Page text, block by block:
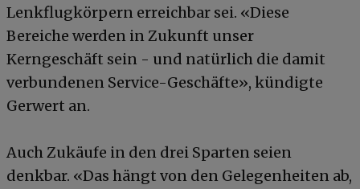
Lenkflugkörpern erreichbar sei. «Diese
Bereiche werden in Zukunft unser
Kerngeschäft sein - und natürlich die damit
verbundenen Service-Geschäfte», kündigte
Gerwert an.
Auch Zukäufe in den drei Sparten seien
denkbar. «Das hängt von den Gelegenheiten ab,